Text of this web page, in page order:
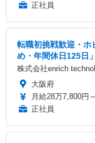
正社員
転職初挑戦歓迎・ホ
め・年間休日125日
株式会社enrich
大阪府
月給28万7,800円
正社員